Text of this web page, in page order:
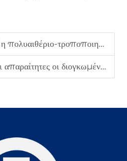
τροποποιημένη πυριτική ρητίνη σας θολώνει σε χαμηλές θερμοκρασίες;
οι διογκωμένες μικροσφαίρες για τα υπερελαφριά επιστρώματα;